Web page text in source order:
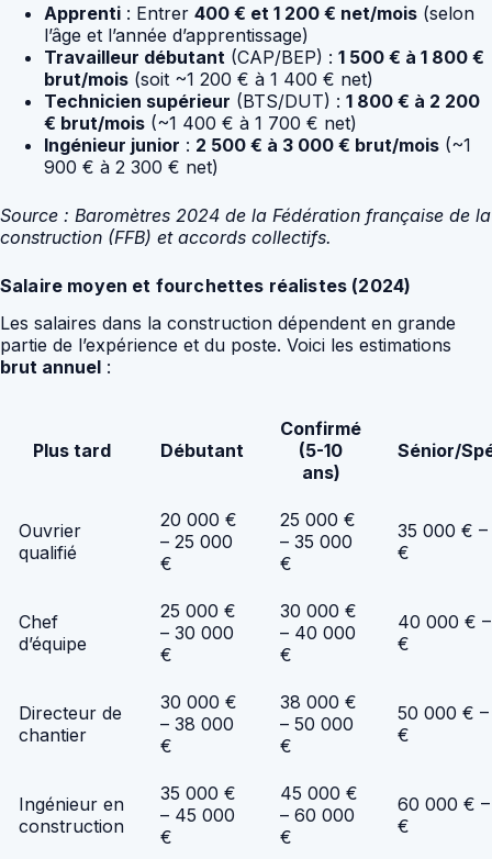
Apprenti : Entrer 400 € et 1 200 € net/mois (selon
l’âge et l’année d’apprentissage)
Travailleur débutant (CAP/BEP) : 1 500 € à 1 800 €
brut/mois (soit ~1 200 € à 1 400 € net)
Technicien supérieur (BTS/DUT) : 1 800 € à 2 200
€ brut/mois (~1 400 € à 1 700 € net)
Ingénieur junior : 2 500 € à 3 000 € brut/mois (~1
900 € à 2 300 € net)
Source : Baromètres 2024 de la Fédération française de la
construction (FFB) et accords collectifs.
Salaire moyen et fourchettes réalistes (2024)
Les salaires dans la construction dépendent en grande
partie de l’expérience et du poste. Voici les estimations
brut annuel :
Plus tard Débutant
Confirmé
(5-10
ans)
Sénior/
Ouvrier
qualifié
20 000 €
– 25 000
€
25 000 €
– 35 000
€
35 000 €
€
Chef
d’équipe
25 000 €
– 30 000
€
30 000 €
– 40 000
€
40 000 €
€
Directeur de
chantier
30 000 €
– 38 000
€
38 000 €
– 50 000
€
50 000 €
€
Ingénieur en
construction
35 000 €
– 45 000
€
45 000 €
– 60 000
€
60 000 €
€